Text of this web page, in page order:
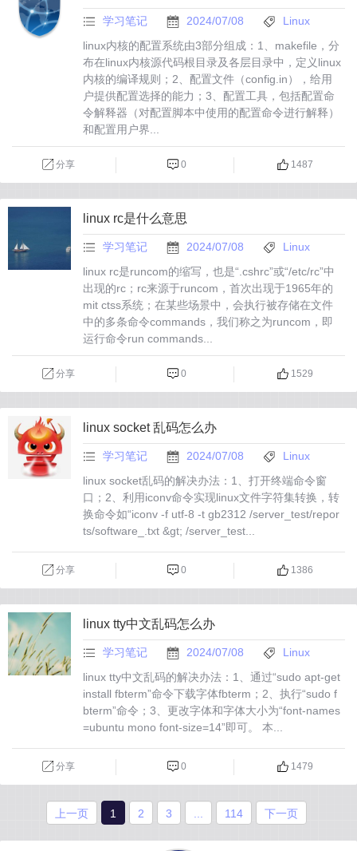
学习笔记 2024/07/08
Linux
linux内核的配置系统由3部分组成：1、makefile，分
布在linux内核源代码根目录及各层目录中，定义linux
内核的编译规则；2、配置文件（config.in），给用
户提供配置选择的能力；3、配置工具，包括配置命
令解释器（对配置脚本中使用的配置命令进行解释）
和配置用户界...
分享 0 1487
linux rc是什么意思
学习笔记 2024/07/08
Linux
linux rc是runcom的缩写，也是“.cshrc”或“/etc/rc”中
出现的rc；rc来源于runcom，首次出现于1965年的
mit ctss系统；在某些场景中，会执行被存储在文件
中的多条命令commands，我们称之为runcom，即
运行命令run commands...
分享 0 1529
linux socket 乱码怎么办
学习笔记 2024/07/08
Linux
linux socket乱码的解决办法：1、打开终端命令窗
口；2、利用iconv命令实现linux文件字符集转换，转
换命令如“iconv -f utf-8 -t gb2312 /server_test/repor
ts/software_.txt &gt; /server_test...
分享 0 1386
linux tty中文乱码怎么办
学习笔记 2024/07/08
Linux
linux tty中文乱码的解决办法：1、通过“sudo apt-get
install fbterm”命令下载字体fbterm；2、执行“sudo f
bterm”命令；3、更改字体和字体大小为“font-names
=ubuntu mono font-size=14”即可。 本...
分享 0 1479
上一页 1 2 3 114 下一页